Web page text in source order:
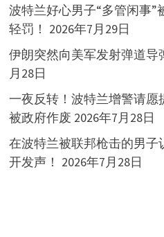
波特兰好心男子“多管闲事”
轻罚！ 2026年7月29日
伊朗突然向美军发射弹道导
月28日
一夜反转！波特兰增警请愿
被政府作废 2026年7月28日
在波特兰被联邦枪击的男
开发声！ 2026年7月28日